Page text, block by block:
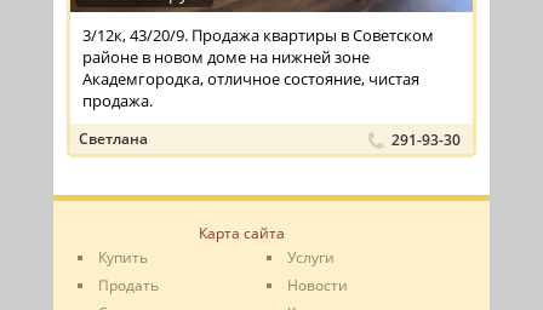
3/12к, 43/20/9. Продажа квартиры в Советском
районе в новом доме на нижней зоне
Академгородка, отличное состояние, чистая
продажа.
Светлана 291-93-30
Карта сайта
Купить
Продать
Услуги
Новости